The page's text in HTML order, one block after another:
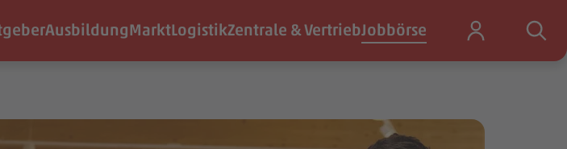
AusbildungMarktLogistikZentrale & VertriebJobbörse